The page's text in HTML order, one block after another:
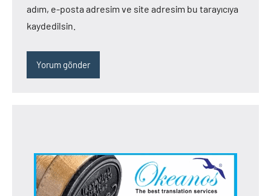
adım, e-posta adresim ve site adresim bu tarayıcıya
kaydedilsin.